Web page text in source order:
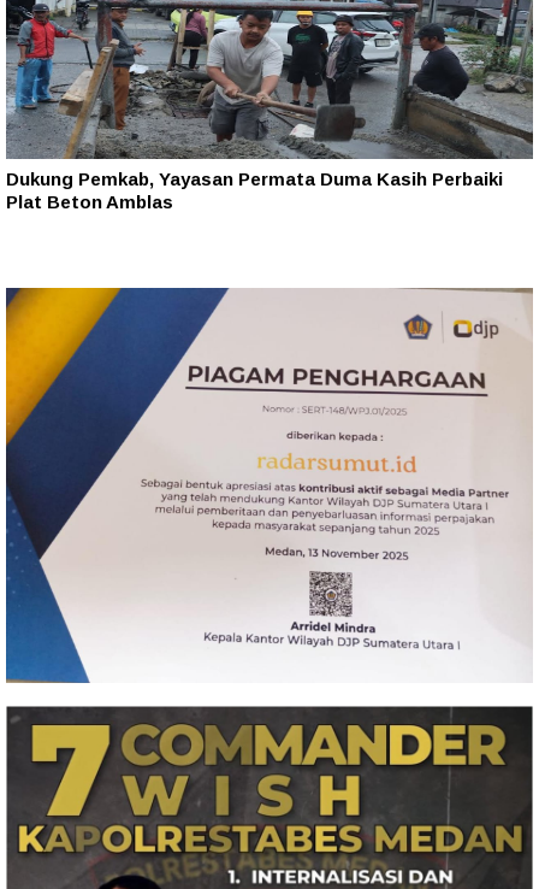
Dukung Pemkab, Yayasan Permata Duma Kasih Perbaiki
Plat Beton Amblas